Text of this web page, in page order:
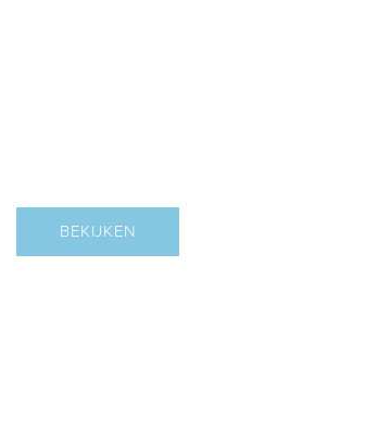
BEKIJKEN